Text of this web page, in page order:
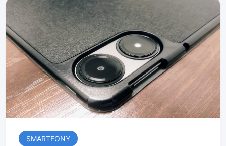
SMARTFONY